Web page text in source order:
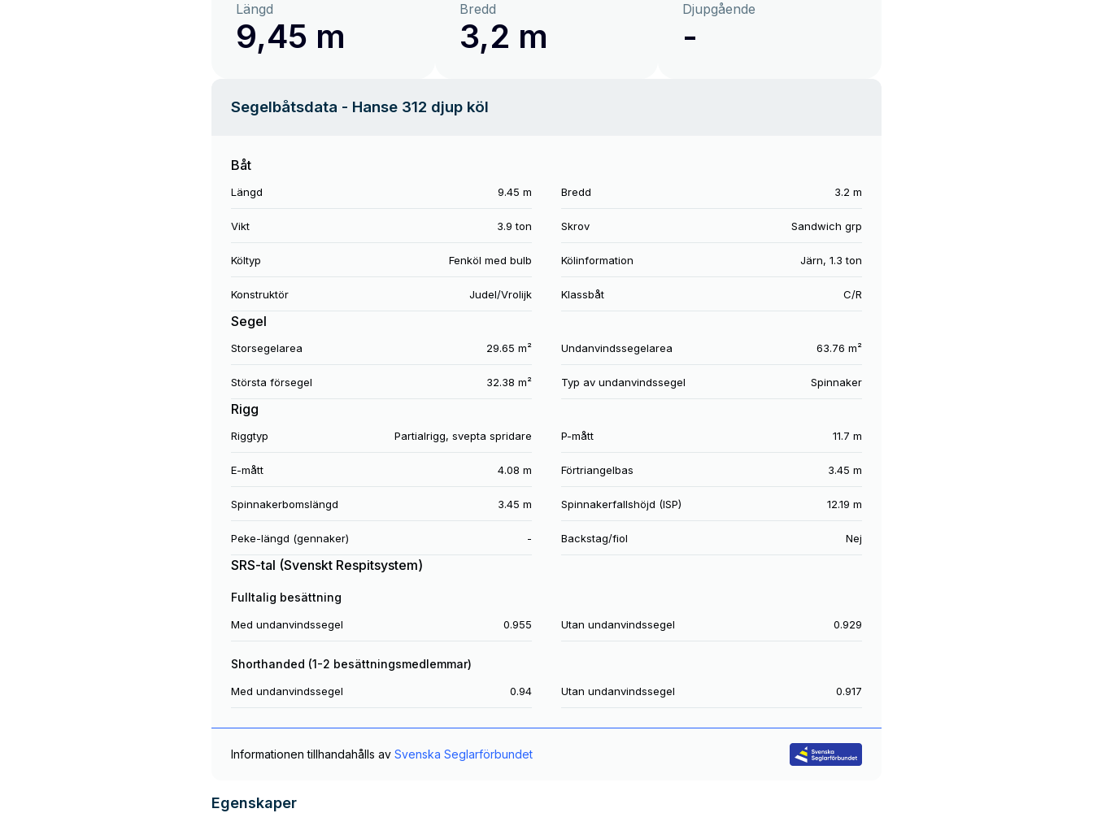
Längd
9,45 m
Bredd
3,2 m
Djupgående
-
Segelbåtsdata - Hanse 312 djup köl
Båt
Längd 9.45 m Bredd 3.2 m
Vikt 3.9 ton Skrov Sandwich grp
Költyp Fenköl med bulb Kölinformation Järn, 1.3 ton
Konstruktör Judel/Vrolijk Klassbåt C/R
Segel
Storsegelarea 29.65 m² Undanvindssegelarea 63.76 m²
Största försegel 32.38 m² Typ av undanvindssegel Spinnaker
Rigg
Riggtyp Partialrigg, svepta spridare P-mått 11.7 m
E-mått 4.08 m Förtriangelbas 3.45 m
Spinnakerbomslängd 3.45 m Spinnakerfallshöjd (ISP) 12.19 m
Peke-längd (gennaker) - Backstag/fiol Nej
SRS-tal (Svenskt Respitsystem)
Fulltalig besättning
Med undanvindssegel 0.955 Utan undanvindssegel 0.929
Shorthanded (1-2 besättningsmedlemmar)
Med undanvindssegel 0.94 Utan undanvindssegel 0.917
Informationen tillhandahålls av Svenska Seglarförbundet
Egenskaper